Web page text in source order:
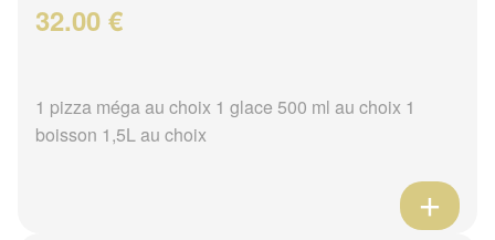
32.00 €
1 pizza méga au choix 1 glace 500 ml au choix 1
boisson 1,5L au choix